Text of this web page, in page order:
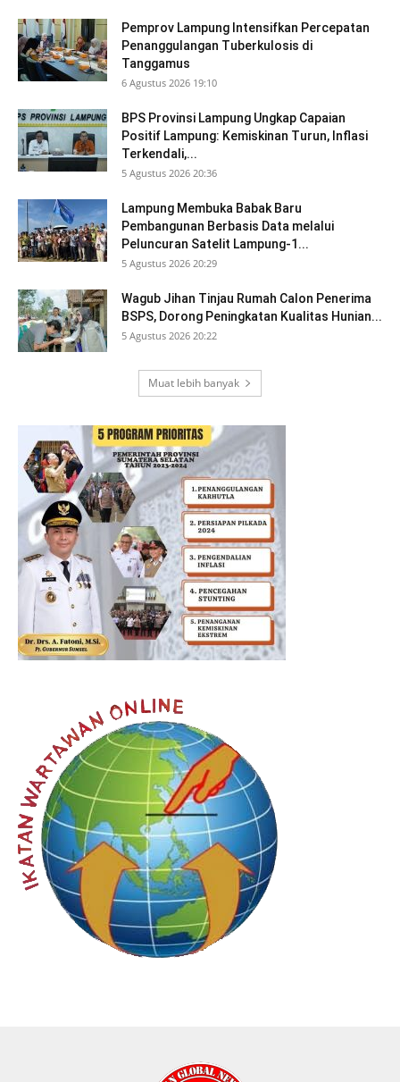
Pemprov Lampung Intensifkan Percepatan
Penanggulangan Tuberkulosis di
Tanggamus
6 Agustus 2026 19:10
BPS Provinsi Lampung Ungkap Capaian
Positif Lampung: Kemiskinan Turun, Inflasi
Terkendali,...
5 Agustus 2026 20:36
Lampung Membuka Babak Baru
Pembangunan Berbasis Data melalui
Peluncuran Satelit Lampung-1...
5 Agustus 2026 20:29
Wagub Jihan Tinjau Rumah Calon Penerima
BSPS, Dorong Peningkatan Kualitas Hunian...
5 Agustus 2026 20:22
Muat lebih banyak